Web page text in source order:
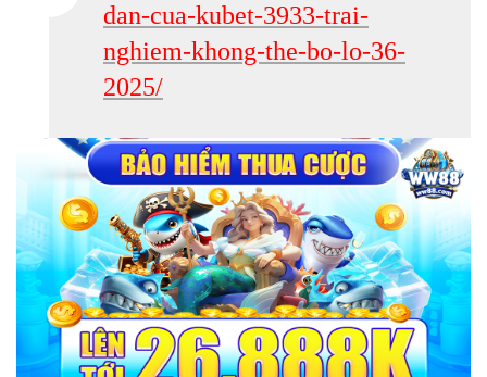
dan-cua-kubet-3933-trai-
nghiem-khong-the-bo-lo-36-
2025/